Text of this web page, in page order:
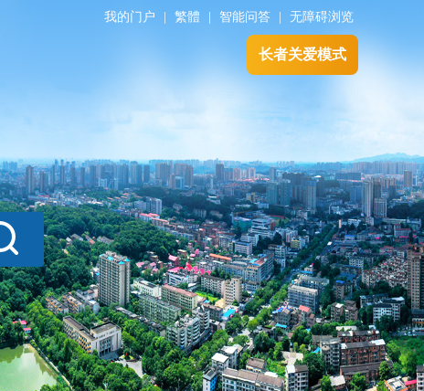
我的门户 繁體 智能问答 无障碍浏览
长者关爱模式